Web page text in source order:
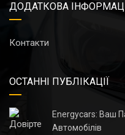
ДОДАТКОВА
Контакти
ОСТАННІ ПУБЛІКАЦІЇ
Energycars: Ваш
Автомобілів